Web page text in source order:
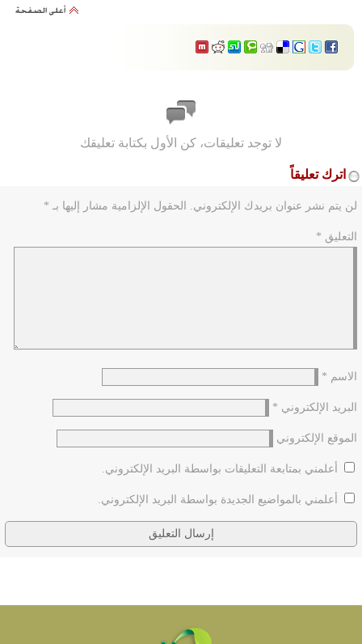
لا توجد تعليقات، كن الأول بكتابة تعليقك
اترك تعليقاً
لن يتم نشر عنوان بريدك الإلكتروني. الحقول الإلزامية مشار إليها بـ *
التعليق *
الاسم *
البريد الإلكتروني *
الموقع الإلكتروني
أعلمني بمتابعة التعليقات بواسطة البريد الإلكتروني.
أعلمني بالمواضيع الجديدة بواسطة البريد الإلكتروني.